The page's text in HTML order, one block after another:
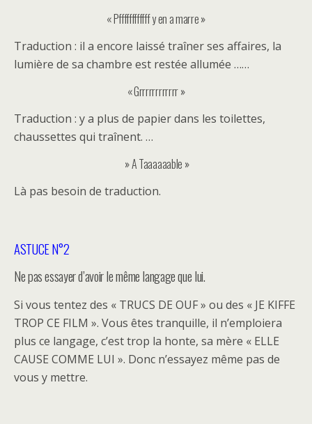
« Pffffffffffff y en a marre »
Traduction : il a encore laissé traîner ses affaires, la
lumière de sa chambre est restée allumée ……
« Grrrrrrrrrrrr »
Traduction : y a plus de papier dans les toilettes,
chaussettes qui traînent. …
» A Taaaaaable »
Là pas besoin de traduction.
ASTUCE N°2
Ne pas essayer d’avoir le même langage que lui.
Si vous tentez des « TRUCS DE OUF » ou des « JE KIFFE
TROP CE FILM ». Vous êtes tranquille, il n’emploiera
plus ce langage, c’est trop la honte, sa mère « ELLE
CAUSE COMME LUI ». Donc n’essayez même pas de
vous y mettre.